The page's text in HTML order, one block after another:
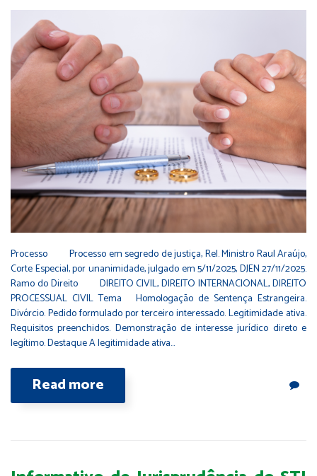
Processo Processo em segredo de justiça, Rel. Ministro Raul Araújo,
Corte Especial, por unanimidade, julgado em 5/11/2025, DJEN 27/11/2025.
Ramo do Direito DIREITO CIVIL, DIREITO INTERNACIONAL, DIREITO
PROCESSUAL CIVIL Tema Homologação de Sentença Estrangeira.
Divórcio. Pedido formulado por terceiro interessado. Legitimidade ativa.
Requisitos preenchidos. Demonstração de interesse jurídico direto e
legítimo. Destaque A legitimidade ativa…
Read more